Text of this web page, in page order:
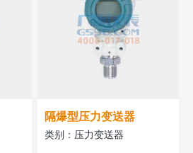
隔爆型压力变送器
类别： 压力变送器